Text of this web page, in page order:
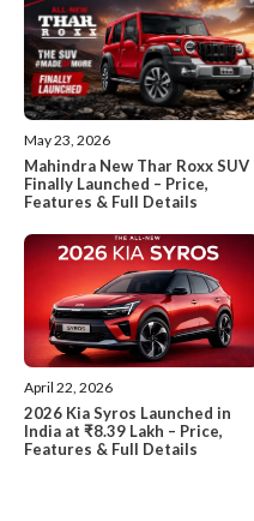
May 23, 2026
Mahindra New Thar Roxx SUV
Finally Launched – Price,
Features & Full Details
April 22, 2026
2026 Kia Syros Launched in
India at ₹8.39 Lakh – Price,
Features & Full Details